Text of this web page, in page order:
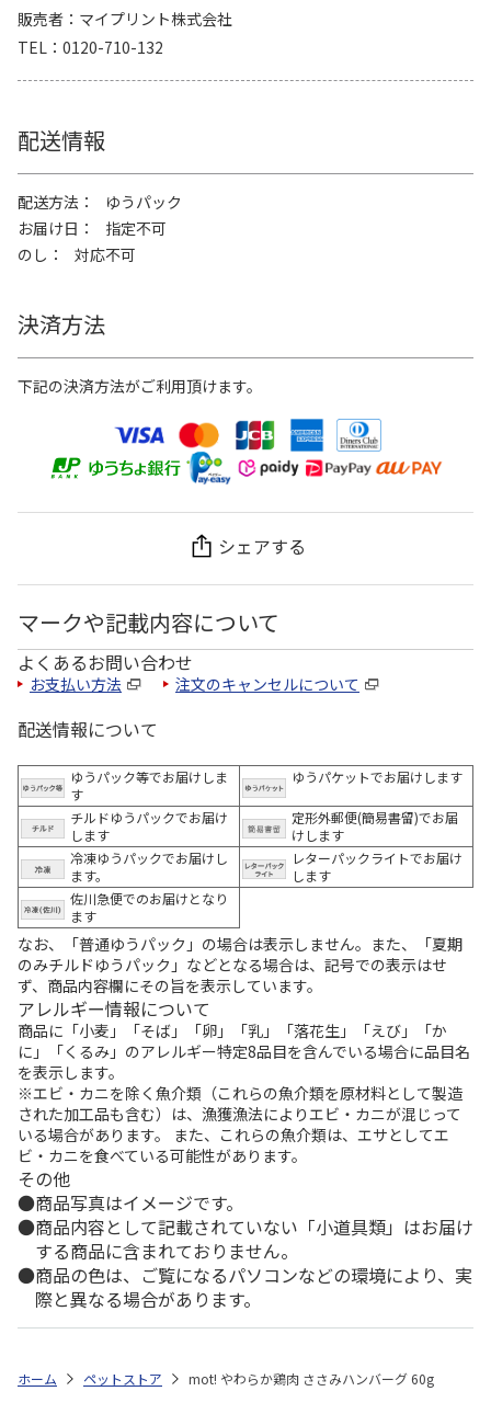
販売者
マイプリント株式会社
TEL
0120-710-132
配送情報
配送方法
ゆうパック
お届け日
指定不可
のし
対応不可
決済方法
下記の決済方法がご利用頂けます。
シェアする
マークや記載内容について
よくあるお問い合わせ
お支払い方法 注文のキャンセルについて
配送情報について
ゆうパック等でお届けしま
す
ゆうパケットでお届けします
チルドゆうパックでお届け
します
定形外郵便(簡易書留)でお届
けします
冷凍ゆうパックでお届けし
ます。
レターパックライトでお届け
します
佐川急便でのお届けとなり
ます
なお、「普通ゆうパック」の場合は表示しません。また、「夏期
のみチルドゆうパック」などとなる場合は、記号での表示はせ
ず、商品内容欄にその旨を表示しています。
アレルギー情報について
商品に「小麦」「そば」「卵」「乳」「落花生」「えび」「か
に」「くるみ」のアレルギー特定8品目を含んでいる場合に品目名
を表示します。
※エビ・カニを除く魚介類（これらの魚介類を原材料として製造
された加工品も含む）は、漁獲漁法によりエビ・カニが混じって
いる場合があります。 また、これらの魚介類は、エサとしてエ
ビ・カニを食べている可能性があります。
その他
商品写真はイメージです。
商品内容として記載されていない「小道具類」はお届け
する商品に含まれておりません。
商品の色は、ご覧になるパソコンなどの環境により、実
際と異なる場合があります。
ホーム ペットストア mot! やわらか鶏肉 ささみハンバーグ 60g